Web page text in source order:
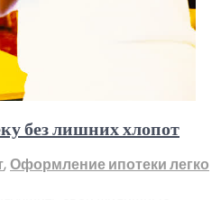
без лишних хлопот
,Оформление ипотеки легко